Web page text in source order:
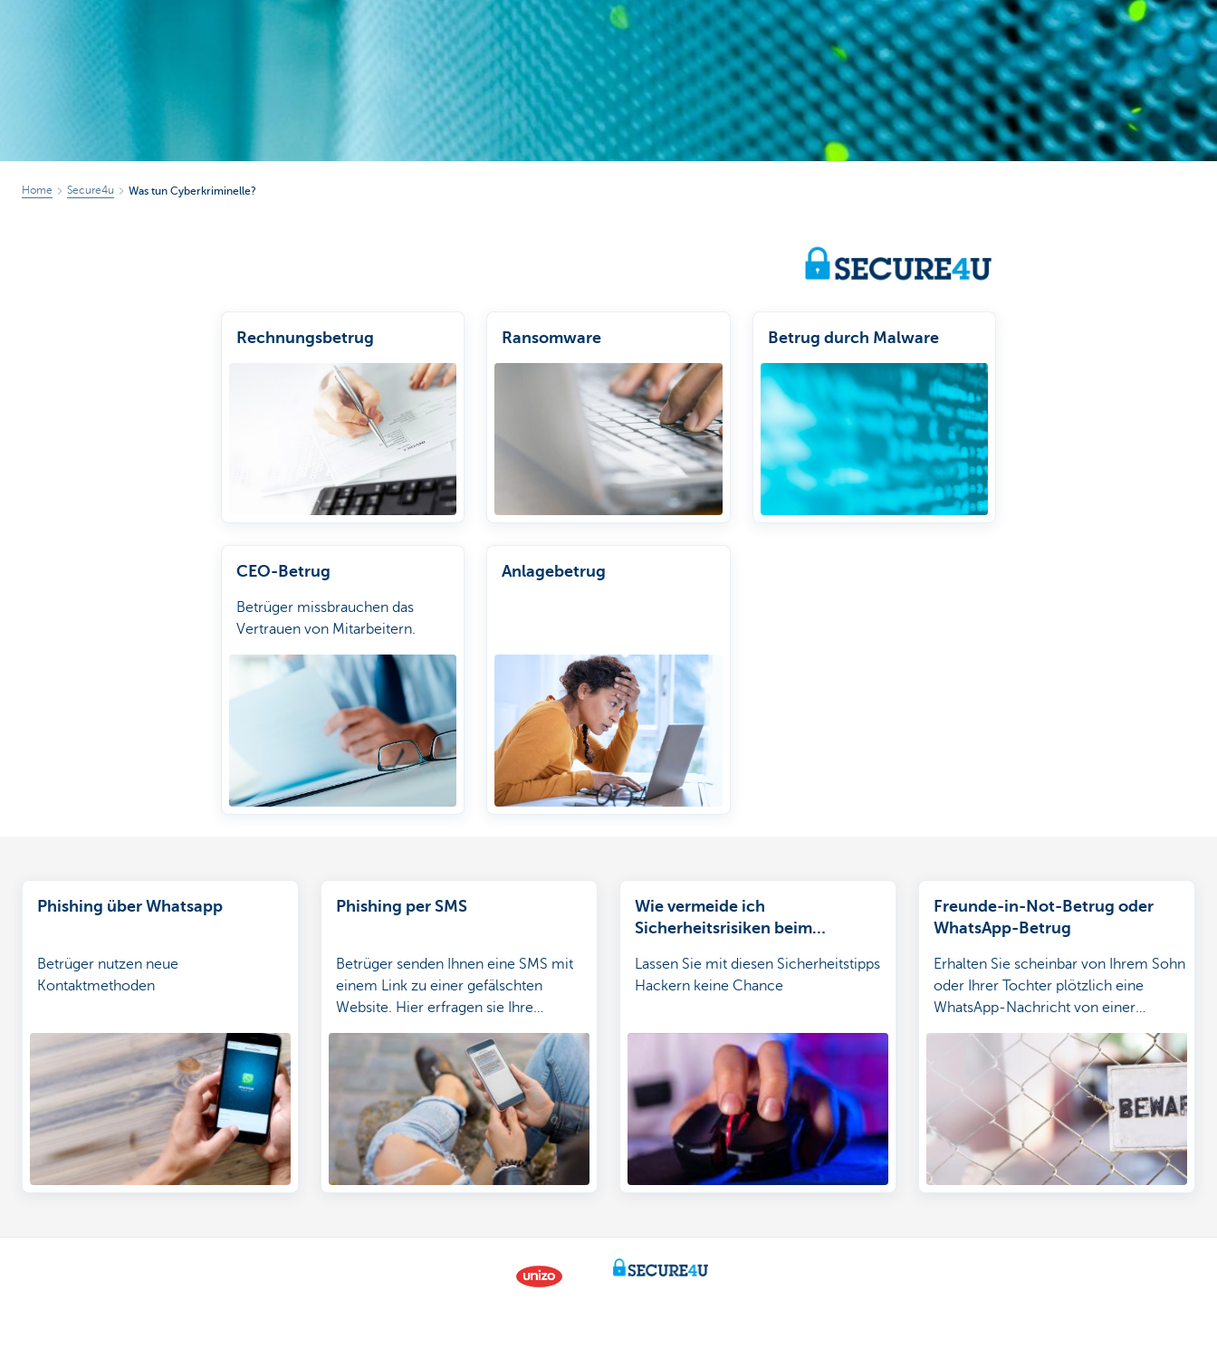
Home Secure4u Was tun Cyberkriminelle?
Rechnungsbetrug Ransomware Betrug durch Malware
CEO-Betrug
Betrüger missbrauchen das
Vertrauen von Mitarbeitern.
Anlagebetrug
Phishing über Whatsapp
Betrüger nutzen neue
Kontaktmethoden
Phishing per SMS
Betrüger senden Ihnen eine SMS mit
einem Link zu einer gefälschten
Website. Hier erfragen sie Ihre
Personen- und Bankdaten. Achtung,
geben Sie niemals Ihre Geheimcodes
Wie vermeide ich
Sicherheitsrisiken beim
Lassen Sie mit diesen Sicherheitstipps
Hackern keine Chance
Freunde-in-Not-Betrug oder
WhatsApp-Betrug
Erhalten Sie scheinbar von Ihrem Sohn
oder Ihrer Tochter plötzlich eine
WhatsApp-Nachricht von einer
„neuen“ Handynummer?